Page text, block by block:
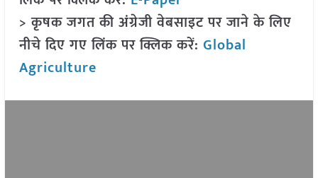
> कृषक जगत की अंग्रेजी वेबसाइट पर जाने के लिए
नीचे दिए गए लिंक पर क्लिक करें: Global
Agriculture